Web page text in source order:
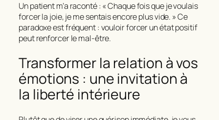
Un patient m’a raconté : « Chaque fois que je voulais
forcer la joie, je me sentais encore plus vide. » Ce
paradoxe est fréquent : vouloirforcerun état positif
peut renforcer le mal-être.
Transformer la relation à vos
émotions : une invitation à
la liberté intérieure